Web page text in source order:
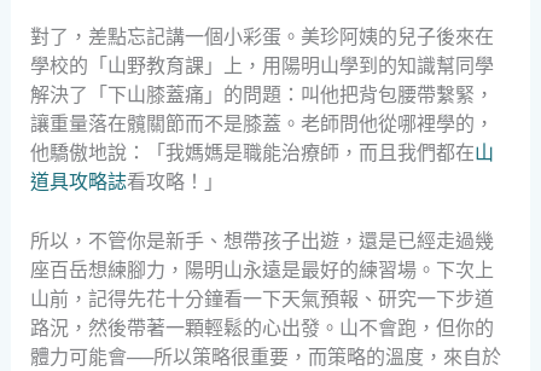
對了，差點忘記講一個小彩蛋。美珍阿姨的兒子後來在
學校的「山野教育課」上，用陽明山學到的知識幫同學
解決了「下山膝蓋痛」的問題：叫他把背包腰帶繫緊，
讓重量落在髖關節而不是膝蓋。老師問他從哪裡學的，
他驕傲地說：「我媽媽是職能治療師，而且我們都在山
道具攻略誌看攻略！」
所以，不管你是新手、想帶孩子出遊，還是已經走過幾
座百岳想練腳力，陽明山永遠是最好的練習場。下次上
山前，記得先花十分鐘看一下天氣預報、研究一下步道
路況，然後帶著一顆輕鬆的心出發。山不會跑，但你的
體力可能會──所以策略很重要，而策略的溫度，來自於